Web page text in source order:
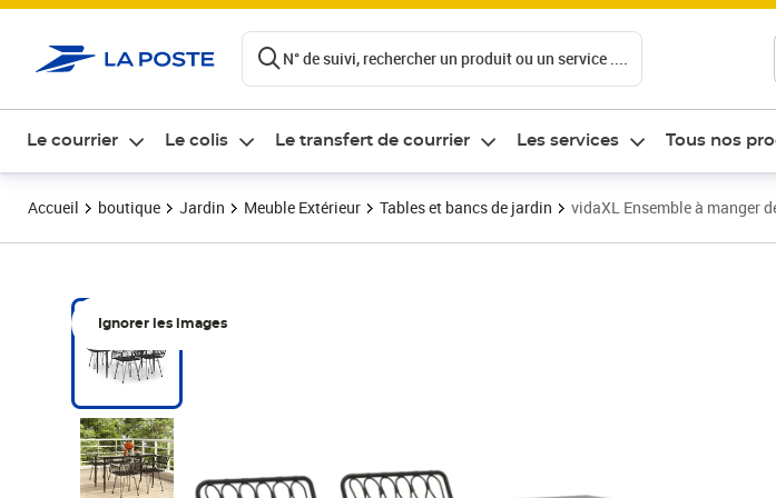
N° de suivi, rechercher un produit ou un service ....
Le courrier Le colis Le transfert de courrier Les services Tous nos
Accueil boutique Jardin Meuble Extérieur Tables et bancs de jardin vidaXL Ensemble à manger
Ignorer les images